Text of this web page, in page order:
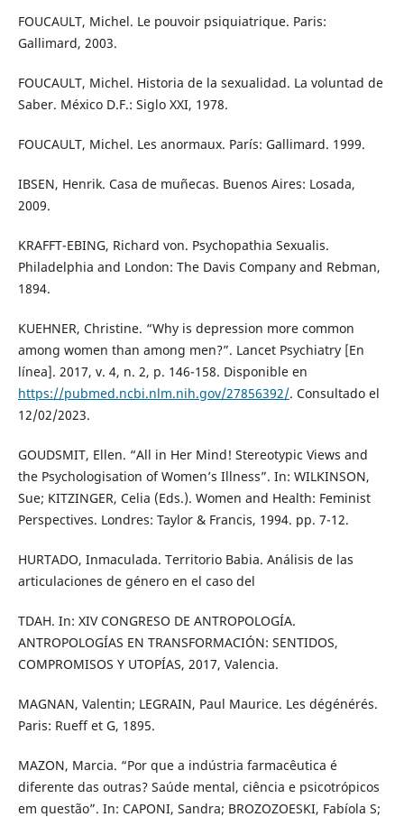
FOUCAULT, Michel. Le pouvoir psiquiatrique. Paris:
Gallimard, 2003.
FOUCAULT, Michel. Historia de la sexualidad. La voluntad de
Saber. México D.F.: Siglo XXI, 1978.
FOUCAULT, Michel. Les anormaux. París: Gallimard. 1999.
IBSEN, Henrik. Casa de muñecas. Buenos Aires: Losada,
2009.
KRAFFT-EBING, Richard von. Psychopathia Sexualis.
Philadelphia and London: The Davis Company and Rebman,
1894.
KUEHNER, Christine. “Why is depression more common
among women than among men?”. Lancet Psychiatry [En
línea]. 2017, v. 4, n. 2, p. 146-158. Disponible en
https://pubmed.ncbi.nlm.nih.gov/27856392/. Consultado el
12/02/2023.
GOUDSMIT, Ellen. “All in Her Mind! Stereotypic Views and
the Psychologisation of Women’s Illness”. In: WILKINSON,
Sue; KITZINGER, Celia (Eds.). Women and Health: Feminist
Perspectives. Londres: Taylor & Francis, 1994. pp. 7-12.
HURTADO, Inmaculada. Territorio Babia. Análisis de las
articulaciones de género en el caso del
TDAH. In: XIV CONGRESO DE ANTROPOLOGÍA.
ANTROPOLOGÍAS EN TRANSFORMACIÓN: SENTIDOS,
COMPROMISOS Y UTOPÍAS, 2017, Valencia.
MAGNAN, Valentin; LEGRAIN, Paul Maurice. Les dégénérés.
Paris: Rueff et G, 1895.
MAZON, Marcia. “Por que a indústria farmacêutica é
diferente das outras? Saúde mental, ciência e psicotrópicos
em questão”. In: CAPONI, Sandra; BROZOZOESKI, Fabíola S;